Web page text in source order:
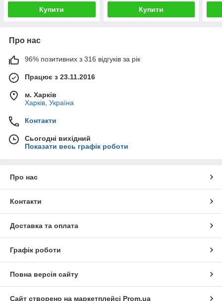
Купити Купити
Про нас
96% позитивних з 316 відгуків за рік
Працює з 23.11.2016
м. Харків
Харків, Україна
Контакти
Сьогодні вихідний
Показати весь графік роботи
Про нас
Контакти
Доставка та оплата
Графік роботи
Повна версія сайту
Сайт створено на маркетплейсі Prom.ua